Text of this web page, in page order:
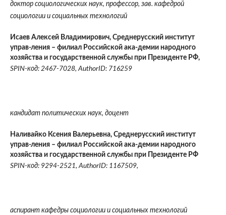
доктор социологических наук, профессор, зав. кафедрой
социологии и социальных технологий
Исаев Алексей Владимирович, Среднерусский институт
управ-ления – филиал Российской ака-демии народного
хозяйства и государственной службы при Президенте РФ,
SPIN-код: 2467-7028, AuthorID: 716259
кандидат политических наук, доцент
Наливайко Ксения Валерьевна, Среднерусский институт
управ-ления – филиал Российской ака-демии народного
хозяйства и государственной службы при Президенте РФ
SPIN-код: 9294-2521, AuthorID: 1167509,
аспирант кафедры социологии и социальных технологий